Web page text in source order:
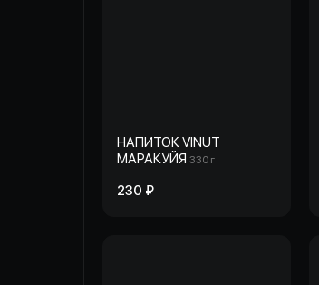
НАПИТОК VINUT
МАРАКУЙЯ 330 г
230 ₽